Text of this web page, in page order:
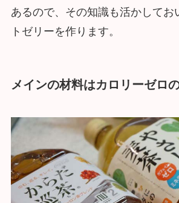
あるので、その知識も活かしてお
トゼリーを作ります。
メインの材料はカロリーゼロの